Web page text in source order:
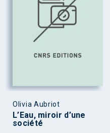
Olivia Aubriot
L’Eau, miroir d’une
société